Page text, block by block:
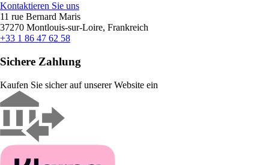
Kontaktieren Sie uns
11 rue Bernard Maris
37270 Montlouis-sur-Loire, Frankreich
+33 1 86 47 62 58
Sichere Zahlung
Kaufen Sie sicher auf unserer Website ein